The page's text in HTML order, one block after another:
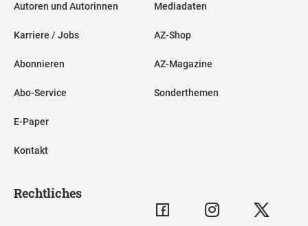
Autoren und Autorinnen
Karriere / Jobs
Abonnieren
Abo-Service
E-Paper
Kontakt
Mediadaten
AZ-Shop
AZ-Magazine
Sonderthemen
Rechtliches